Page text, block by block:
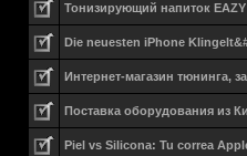
Тонизирующий напиток EAZY
Die neuesten iPhone
Интернет-магазин тюнинга,
Поставка оборудования из
Piel vs Silicona: Tu correa